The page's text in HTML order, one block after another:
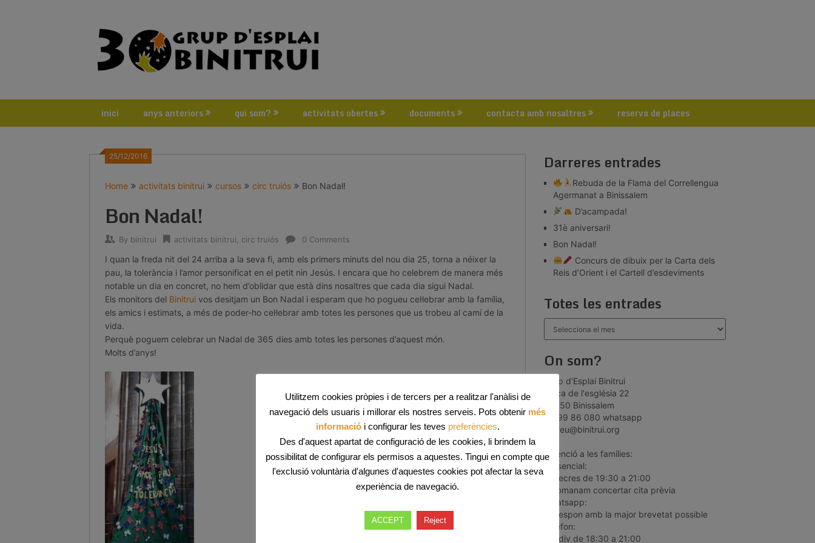
inici anys anteriors qui som? activitats obertes documents contacta amb nosaltres reserva de places
25/12/2016
Home activitats binitrui cursos circ truiós Bon Nadal!
Bon Nadal!
By binitrui activitats binitrui circ truiós 0 Comments
I quan la freda nit del 24 arriba a la seva fi, amb els primers minuts del nou dia 25, torna a néixer la
pau, la tolerància i l’amor personificat en el petit nin Jesús. I encara que ho celebrem de manera més
notable un dia en concret, no hem d’oblidar que està dins nosaltres que cada dia sigui Nadal.
Els monitors del Binitrui vos desitjam un Bon Nadal i esperam que ho pogueu cel·lebrar amb la família,
els amics i estimats, a més de poder-ho cel·lebrar amb totes les persones que us trobeu al camí de la
vida.
Perquè poguem celebrar un Nadal de 365 dies amb totes les persones d’aquest món.
Molts d’anys!
Darreres entrades
Rebuda de la Flama del Correllengua
Agermanat a Binissalem
D’acampada!
31è aniversari!
Bon Nadal!
Concurs de dibuix per la Carta dels
Reis d’Orient i el Cartell d’esdeviments
Totes les entrades
les
On som?
Grup d'Esplai Binitrui
plaça de l'església 22
07350 Binissalem
66 99 86 080 whatsapp
correu@binitrui.org
*Atenció a les famílies:
Presencial:
dimecres de 19:30 a 21:00
recomanam concertar cita prèvia
Whatsapp:
es respon amb la major brevetat possible
Telèfon:
dill-div de 18:30 a 21:00
Utilitzem cookies pròpies i de tercers per a realitzar l'anàlisi de
navegació dels usuaris i millorar els nostres serveis. Pots obtenir més
informaciói configurar les teves preferències.
Des d'aquest apartat de configuració de les cookies, li brindem la
possibilitat de configurar els permisos a aquestes. Tingui en compte que
l'exclusió voluntària d'algunes d'aquestes cookies pot afectar la seva
experiència de navegació.
ACCEPT Reject